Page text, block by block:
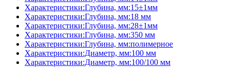
Характеристики:Глубина, мм:15±1мм
Характеристики:Глубина, мм:18 мм
Характеристики:Глубина, мм:28±1мм
Характеристики:Глубина, мм:350 мм
Характеристики:Глубина, мм:полимерное
Характеристики:Диаметр, мм:100 мм
Характеристики:Диаметр, мм:100/100 мм